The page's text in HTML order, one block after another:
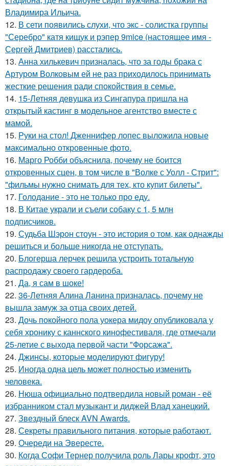
Владимира Ильича.
12. В сети появились слухи, что экс - солистка группы
"Серебро" катя кищук и рэпер 9mice (настоящее имя -
Сергей Дмитриев) расстались.
13. Анна хилькевич призналась, что за годы брака с
Артуром Волковым ей не раз приходилось принимать
жесткие решения ради спокойствия в семье.
14. 15-Летняя девушка из Сингапура пришла на
открытый кастинг в модельное агентство вместе с
мамой.
15. Руки на стол! Дженнифер лопес выложила новые
максимально откровенные фото.
16. Марго Робби объяснила, почему не боится
откровенных сцен, в том числе в "Волке с Уолл - Стрит":
"фильмы нужно снимать для тех, кто купит билеты".
17. Голодание - это не только про еду.
18. В Китае украли и съели собаку с 1, 5 млн
подписчиков.
19. Судьба Шэрон стоун - это история о том, как однажды
решиться и больше никогда не отступать.
20. Блогерша лерчек решила устроить тотальную
распродажу своего гардероба.
21. Да, я сам в шоке!
22. 36-Летняя Алина Ланина призналась, почему не
вышла замуж за отца своих детей.
23. Дочь покойного пола уокера мидоу опубликовала у
себя хронику с каннского кинофестиваля, где отмечали
25-летие с выхода первой части "Форсажа".
24. Джинсы, которые моделируют фигуру!
25. Иногда одна цель может полностью изменить
человека.
26. Нюша официально подтвердила новый роман - её
избранником стал музыкант и диджей Влад ханецкий.
27. Звездный блеск AVN Awards.
28. Секреты правильного питания, которые работают.
29. Очереди на Эвересте.
30. Когда Софи Тернер получила роль Лары крофт, это